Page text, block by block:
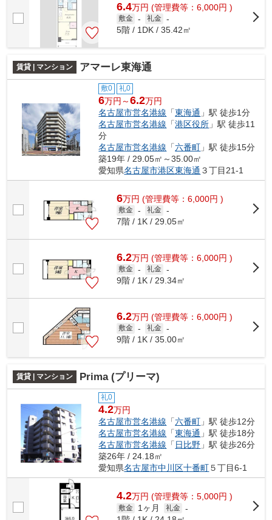
6.4万円 (管理費等：6,000円 )
敷金 - 礼金 -
5階 / 1DK / 35.42㎡
賃貸 | マンション アマーレ東海通
敷0 礼0
6万円～6.2万円
名古屋市営名港線 「東海通 」駅 徒歩1分
名古屋市営名港線 「港区役所 」駅 徒歩11
分
名古屋市営名港線 「六番町 」駅 徒歩15分
築19年 / 29.05㎡～35.00㎡
愛知県名古屋市港区東海通 ３丁目21-1
6万円 (管理費等：6,000円 )
敷金 - 礼金 -
7階 / 1K / 29.05㎡
6.2万円 (管理費等：6,000円 )
敷金 - 礼金 -
9階 / 1K / 29.34㎡
6.2万円 (管理費等：6,000円 )
敷金 - 礼金 -
9階 / 1K / 35.00㎡
賃貸 | マンション Prima (プリーマ)
礼0
4.2万円
名古屋市営名港線 「六番町 」駅 徒歩12分
名古屋市営名港線 「東海通 」駅 徒歩18分
名古屋市営名港線 「 日比野 」駅 徒歩26分
築26年 / 24.18㎡
愛知県名古屋市中川区十番町５丁目6-1
4.2万円 (管理費等：5,000円 )
敷金 1ヶ月 礼金 -